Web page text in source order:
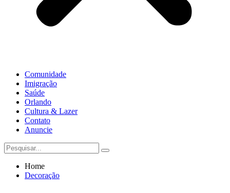
Comunidade
Imigração
Saúde
Orlando
Cultura & Lazer
Contato
Anuncie
Home
Decoração